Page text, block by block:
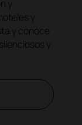
y
y
y conoce
y